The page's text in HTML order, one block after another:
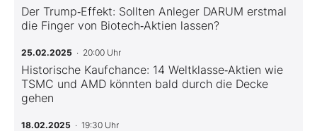
Der Trump‑Effekt: Sollten Anleger DARUM erstmal
die Finger von Biotech‑Aktien lassen?
25.02.2025 · 20:00 Uhr
Historische Kaufchance: 14 Weltklasse‑Aktien wie
TSMC und AMD könnten bald durch die Decke
gehen
18.02.2025 · 19:30 Uhr